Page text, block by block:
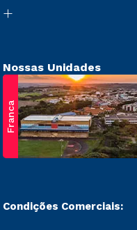
Nossas Unidades
Franca
Condições Comerciais: